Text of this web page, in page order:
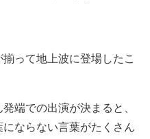
って地上波に登場したこ
端での出演が決まると、
ならない言葉がたくさん